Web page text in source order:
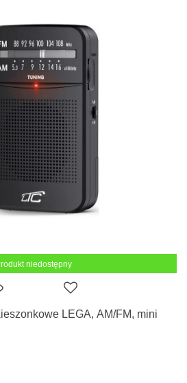
niedostępny
LEGA, AM/FM, mini